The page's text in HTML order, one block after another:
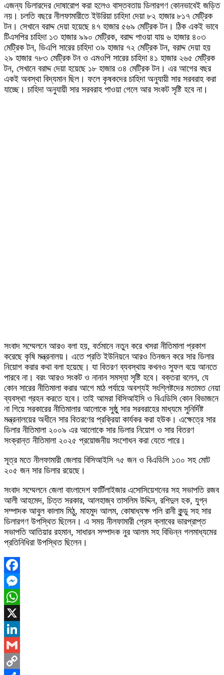
এজন্য ডিলারদের দোষারোপ করা হলেও বাস্তবতায় ডিলারগণ কোনভাবেই জড়িত
নয়। চলতি বছরে নীলফামারীতে ইউরিয়া চাহিদা দেয়া ৮২ হাজার ৮১৭ মেট্রিক
টন। সেখানে বরাদ্দ দেয়া হয়েছে ৪৭ হাজার ৫৬৯ মেট্রিক টন। ঠিক একই ভাবে
টিএসপির চাহিদা ১৩ হাজার ৯৯০ মেট্রিক, বরাদ্দ পাওয়া যায় ৬ হাজার ৪০৩
মেট্রিক টন, ডিএপি সারের চাহিদা ৩৯ হাজার ৭২ মেট্রিক টন, বরাদ্দ দেয়া হয়
২৯ হাজার ৭৮৩ মেট্রিক টন ও এমওপি সারের চাহিদা ৪১ হাজার ২৬৫ মেট্রিক
টন, সেখানে বরাদ্দ দেয়া হয়েছে ১৮ হাজার ৩৪ মেট্রিক টন। এর আগের বছর
একই অবস্থা বিদ্যমান ছিল। ফলে কৃষকদের চাহিদা অনুযায়ী সার সরবরাহ করা
যাচ্ছে। চাহিদা অনুযায়ী সার সরবরাহ পাওয়া গেলে আর সংকট সৃষ্টি হবে না।
সংবাদ সম্মেলনে আরও বলা হয়, বর্তমানে নতুন করে খসরা নীতিমালা প্রকাশ
করেছে কৃষি মন্ত্রনালয়। এতে প্রতি ইউনিয়নে আরও তিনজন করে সার ডিলার
নিয়োগ করার কথা বলা হয়েছে। যা বিতরণ ব্যবস্থায় কখনও সুফল বয়ে আনতে
পারবে না। বরং আরও সংকট ও নানান সমস্যা সৃষ্টি হবে। বক্তরা বলেন, যে
কোন সারের নীতিমালা করার আগে মাঠ পর্যায়ে অবশ্যই সংশ্লিষ্টদের মতামত নেয়া
ব্যবস্থা গ্রহন করতে হবে। তাই আমরা বিসিআইসি ও বিএডিসি কোন বিভাজনে
না গিয়ে সরকারের নীতিমালার আলোকে সুষ্ঠু সার সরবরাহের মাধ্যমে সুনির্দিষ্ট
মন্ত্রনালয়ের অধীনে সার বিতরণের প্রক্রিয়া কার্যকর করা হউক। এক্ষেত্রে সার
ডিলার নীতিমালা ২০০৯ এর আলোকে সার ডিলার নিয়োগ ও সার বিতরণ
সংক্রান্ত নীতিমালা ২০২৫ প্রয়োজনীয় সংশোধন করা যেতে পারে।
সূত্র মতে নীলফামারী জেলায় বিসিআইসি ৭৫ জন ও বিএডিসি ১৩০ সহ মোট
২০৫ জন সার ডিলার রয়েছে।
সংবাদ সম্মেলনে জেলা বাংলাদেশ ফার্টিলাইজার এসোসিয়েশনের সহ সভাপতি রজব
আলী আহমেদ, চিত্ত সরকার, আলহাজ্ব তাসলিম উদ্দিন, রশিদুল হক, যুগ্ন
সম্পাদক আবুল কালাম মিঠু, মাহমুদ আলম, কোষাধ্যক্ষ পলি রানী কুন্ডু সহ সার
ডিলারগণ উপস্থিত ছিলেন। এ সময় নীলফামারী প্রেস ক্লাবের ভারপ্রাপ্ত
সভাপতি আতিয়ার রহমান, সাধারন সম্পাদক নুর আলম সহ বিভিন্ন গলমাধ্যমের
প্রতিনিধিরা উপস্থিত ছিলেন।
Facebook
Messenger
WhatsApp
X
LinkedIn
Gmail